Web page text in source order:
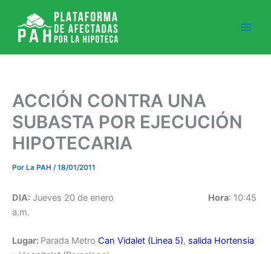
contenido
ACCIÓN CONTRA UNA
SUBASTA POR EJECUCIÓN
HIPOTECARIA
Por La PAH /18/01/2011
DIA: Jueves 20 de enero Hora: 10:45
a.m.
Lugar: Parada Metro Can Vidalet (Linea 5), salida Hortensia